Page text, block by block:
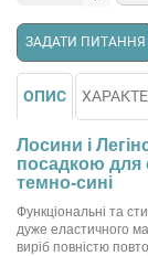
ЗАДАТИ ПИТАННЯ
ОПИС
Лосини і
посадкою для
темно-сині
Функціональні та
дуже еластичного
виріб повністю